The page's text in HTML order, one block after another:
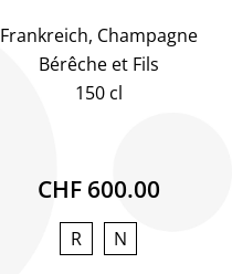
Frankreich, Champagne
Bérêche et Fils
150 cl
CHF 600.00
R N